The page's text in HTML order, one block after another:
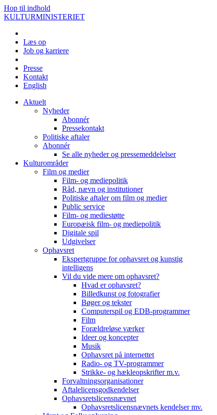
Hop til indhold
KULTURMINISTERIET
Læs op
Job og karriere
Presse
Kontakt
English
Aktuelt
Nyheder
Abonnér
Pressekontakt
Politiske aftaler
Abonnér
Se alle nyheder og pressemeddelelser
Kulturområder
Film og medier
Film- og mediepolitik
Råd, nævn og institutioner
Politiske aftaler om film og medier
Public service
Film- og mediestøtte
Europæisk film- og mediepolitik
Digitale spil
Udgivelser
Ophavsret
Ekspertgruppe for ophavsret og kunstig
intelligens
Vil du vide mere om ophavsret?
Hvad er ophavsret?
Billedkunst og fotografier
Bøger og tekster
Computerspil og EDB-programmer
Film
Forældreløse værker
Ideer og koncepter
Musik
Ophavsret på internettet
Radio- og TV-programmer
Strikke- og hækleopskrifter m.v.
Forvaltningsorganisationer
Aftalelicensgodkendelser
Ophavsretslicensnævnet
Ophavsretslicensnævnets kendelser mv.